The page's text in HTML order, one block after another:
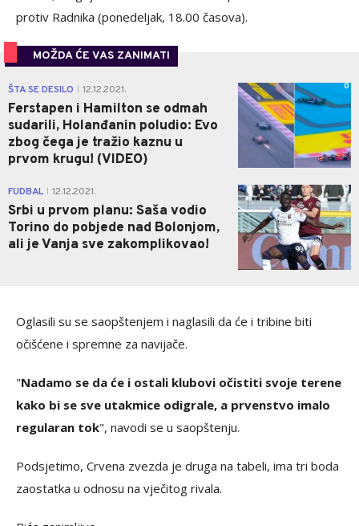
protiv Radnika (ponedeljak, 18.00 časova).
MOŽDA ĆE VAS ZANIMATI
ŠTA SE DESILO 12.12.2021.
Ferstapen i Hamilton se odmah
sudarili, Holanđanin poludio: Evo
zbog čega je tražio kaznu u
prvom krugu! (VIDEO)
0
FUDBAL 12.12.2021.
Srbi u prvom planu: Saša vodio
Torino do pobjede nad Bolonjom,
ali je Vanja sve zakomplikovao!
0
Oglasili su se saopštenjem i naglasili da će i tribine biti
očišćene i spremne za navijače.
"Nadamo se da će i ostali klubovi očistiti svoje terene
kako bi se sve utakmice odigrale, a prvenstvo imalo
regularan tok", navodi se u saopštenju.
Podsjetimo, Crvena zvezda je druga na tabeli, ima tri boda
zaostatka u odnosu na vječitog rivala.